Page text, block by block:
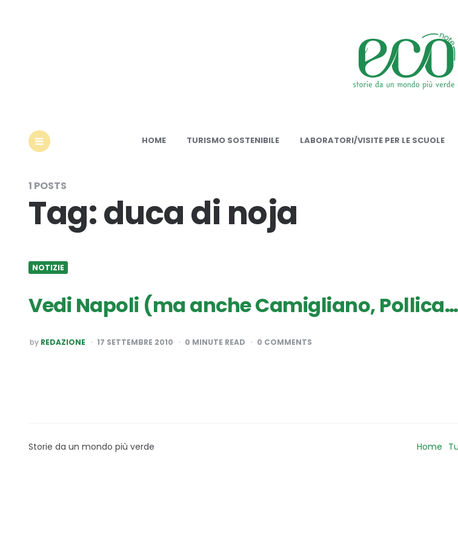
HOME TURISMO SOSTENIBILE LABORATORI/VISITE PER LE SCUOLE
1 POSTS
Tag:duca di noja
NOTIZIE
Vedi Napoli (ma anche Camigliano,
POSTED
BY
by REDAZIONE 17 SETTEMBRE 2010 0 MINUTE READ 0 COMMENTS
Storie da un mondo più verde Home